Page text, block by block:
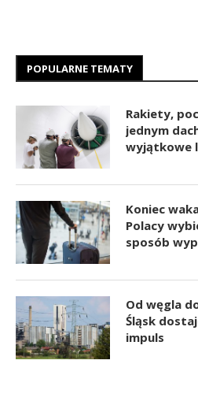
POPULARNE TEMATY
Rakiety,
jednym
wyjątkowe
Koniec
Polacy
sposób
Od węgla
Śląsk
impuls